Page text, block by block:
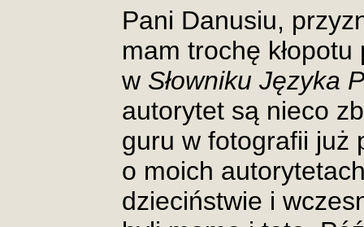
Pani Danusiu,
mam trochę
w Słowniku Języka
autorytet są nieco
guru w fotografii już
o moich
dzieciństwie i